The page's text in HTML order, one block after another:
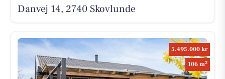
Danvej 14, 2740 Skovlunde
5.495.000 kr
106 m2